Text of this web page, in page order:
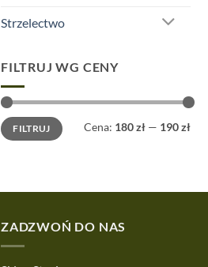
Strzelectwo
FILTRUJ WG CENY
Cena
min
Cena
maxFILTRUJ Cena: 180 zł — 190 zł
ZADZWOŃ DO NAS